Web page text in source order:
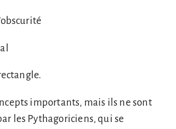
importants, mais ils ne sont
les Pythagoriciens, qui se